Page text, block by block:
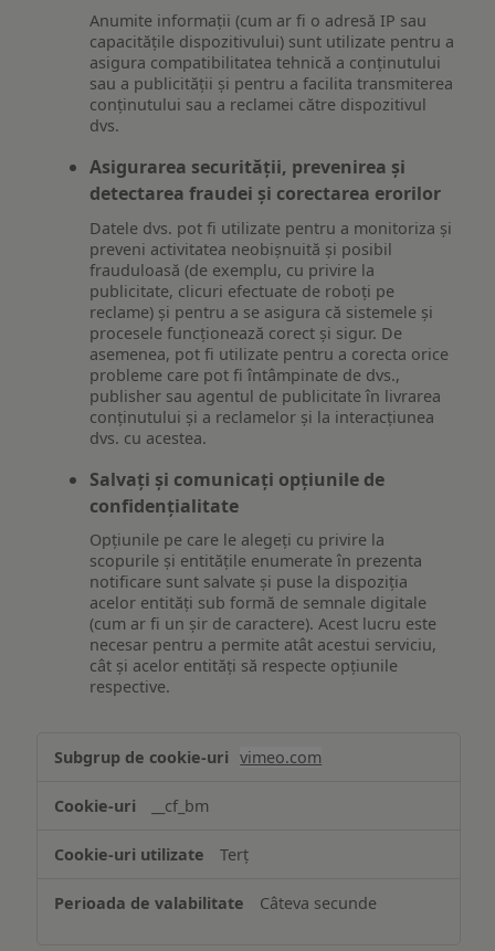
Anumite informații (cum ar fi o adresă IP sau
capacitățile dispozitivului) sunt utilizate pentru a
asigura compatibilitatea tehnică a conținutului
sau a publicității și pentru a facilita transmiterea
conținutului sau a reclamei către dispozitivul
dvs.
Asigurarea securității, prevenirea și
detectarea fraudei și corectarea erorilor
Datele dvs. pot fi utilizate pentru a monitoriza și
preveni activitatea neobișnuită și posibil
frauduloasă (de exemplu, cu privire la
publicitate, clicuri efectuate de roboți pe
reclame) și pentru a se asigura că sistemele și
procesele funcționează corect și sigur. De
asemenea, pot fi utilizate pentru a corecta orice
probleme care pot fi întâmpinate de dvs.,
publisher sau agentul de publicitate în livrarea
conținutului și a reclamelor și la interacțiunea
dvs. cu acestea.
Salvați și comunicați opțiunile de
confidențialitate
Opțiunile pe care le alegeți cu privire la
scopurile și entitățile enumerate în prezenta
notificare sunt salvate și puse la dispoziția
acelor entități sub formă de semnale digitale
(cum ar fi un șir de caractere). Acest lucru este
necesar pentru a permite atât acestui serviciu,
cât și acelor entități să respecte opțiunile
respective.
Asigurarea
funcționalităților
website-
ului
vimeo.com
__cf_bm
Terț
Câteva secunde